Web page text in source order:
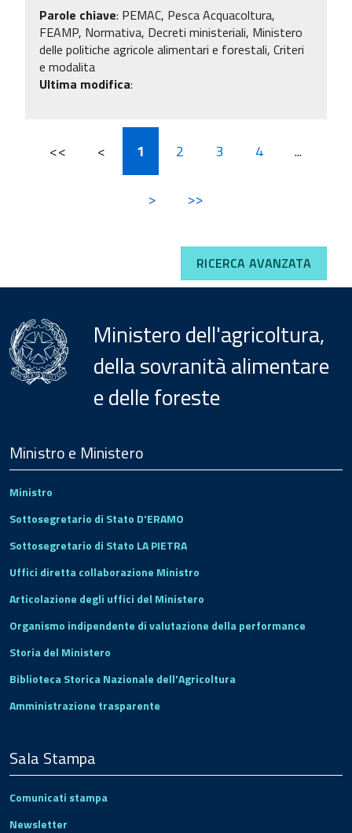
Parole chiave: PEMAC, Pesca Acquacoltura,
FEAMP, Normativa, Decreti ministeriali, Ministero
delle politiche agricole alimentari e forestali, Criteri
e modalita
Ultima modifica:
<< < 1 2 3 4 ...
> >>
RICERCA AVANZATA
Ministero dell'agricoltura,
della sovranità alimentare
e delle foreste
Footer
Ministro e Ministero
Ministro
Sottosegretario di Stato D'ERAMO
Sottosegretario di Stato LA PIETRA
Uffici diretta collaborazione Ministro
Articolazione degli uffici del Ministero
Organismo indipendente di valutazione della performance
Storia del Ministero
Biblioteca Storica Nazionale dell'Agricoltura
Amministrazione trasparente
Sala Stampa
Comunicati stampa
Newsletter